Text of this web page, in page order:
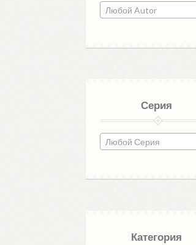
Любой Autor
Серия
Любой Серия
Категория